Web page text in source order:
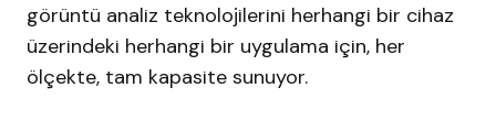
görüntü analiz teknolojilerini herhangi bir cihaz
üzerindeki herhangi bir uygulama için, her
ölçekte, tam kapasite sunuyor.